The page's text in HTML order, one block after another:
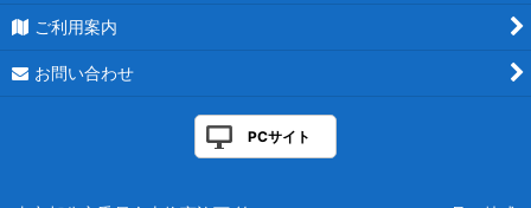
ご利用案内
お問い合わせ
PCサイト